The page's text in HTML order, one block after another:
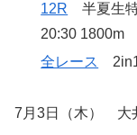
12R 半夏生
20:30
全レース
7月3日（木） 大